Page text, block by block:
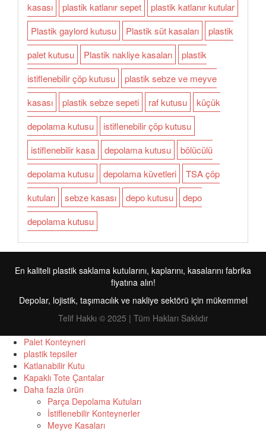
kasası
plastik katlanır sepet
plastik katlanır kutular
Plastik gaylord kutusu
Plastik süt kasaları
plastik
palet kutusu
Plastik nakliye kasaları
plastik
istiflenebilir çöp kutusu
plastik sebze ve meyve
kasası
plastik sebze sepeti raf kutusu
küçük
depolama kutusu
istiflenebilir çöp kutusu
istiflenebilir kasa
depolama kutusu
bölücülü
depolama kutusu
depolama küvetleri
TSA çöp
kutuları
sebze kasası depo kutusu
depo
depolama kutusu
En kaliteli plastik saklama kutularını, kaplarını, kasalarını fabrika
fiyatına alın!
Depolar, lojistik, taşımacılık ve nakliye sektörü için mükemmel
Telif Hakkı © 2025 | Tüm Hakları Saklıdır
Palet Konteyneri
plastik tepsiler
Katlanabilir Kutu
Kapaklı Tote Çantalar
Daha fazla ürün
Parça Depolama Kutuları
İstiflenebilir Konteynerler
Meyve Kasaları